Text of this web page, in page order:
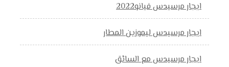
ايجار مرسيدس فيانو2022
ايجار مرسيدس ليموزين المطار
ايجار مرسيدس مع السائق